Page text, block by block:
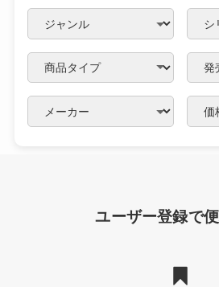
ユーザー登録で便